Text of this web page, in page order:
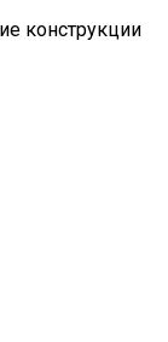
конструкции